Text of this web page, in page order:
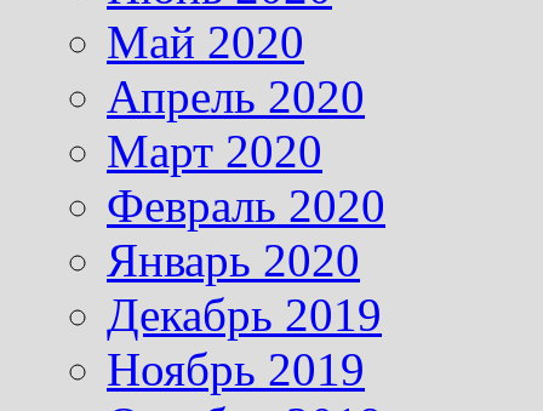
Май 2020
Апрель 2020
Март 2020
Февраль 2020
Январь 2020
Декабрь 2019
Ноябрь 2019